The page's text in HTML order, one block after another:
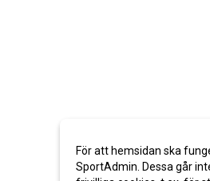
För att hemsidan ska
SportAdmin. Dessa går